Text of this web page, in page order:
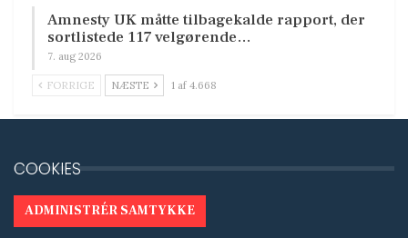
Amnesty UK måtte tilbagekalde rapport, der
sortlistede 117 velgørende…
7. aug 2026
FORRIGE NÆSTE 1 af 4.668
COOKIES
ADMINISTRÉR SAMTYKKE